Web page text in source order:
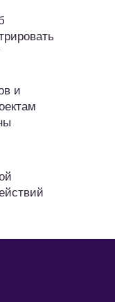
и